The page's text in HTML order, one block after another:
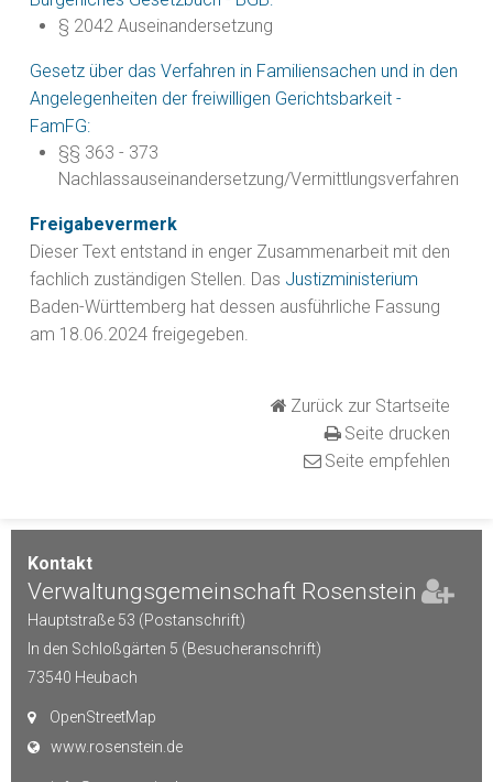
Kontakt
Verwaltungsgemeinschaft Rosenstein
Hauptstraße 53 (Postanschrift)
In den Schloßgärten 5 (Besucheranschrift)
73540 Heubach
OpenStreetMap
www.rosenstein.de
§ 2042 Auseinandersetzung
Gesetz über das Verfahren in Familiensachen und in den
Angelegenheiten der freiwilligen Gerichtsbarkeit -
FamFG:
§§ 363 - 373
Nachlassauseinandersetzung/Vermittlungsverfahren
Freigabevermerk
Dieser Text entstand in enger Zusammenarbeit mit den
fachlich zuständigen Stellen. Das Justizministerium
Baden-Württemberg hat dessen ausführliche Fassung
am 18.06.2024 freigegeben.
Zurück zur Startseite
Seite drucken
Seite empfehlen